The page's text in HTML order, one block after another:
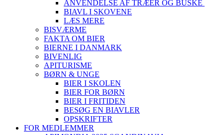
ANVENDELSE AF TRÆER OG BUSKE
BIAVL I SKOVENE
LÆS MERE
BISVÆRME
FAKTA OM BIER
BIERNE I DANMARK
BIVENLIG
APITURISME
BØRN & UNGE
BIER I SKOLEN
BIER FOR BØRN
BIER I FRITIDEN
BESØG EN BIAVLER
OPSKRIFTER
FOR MEDLEMMER